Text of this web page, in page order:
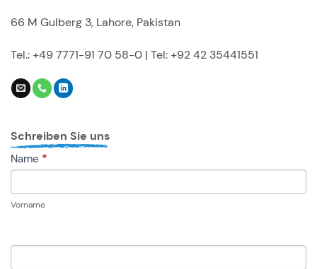
66 M Gulberg 3, Lahore, Pakistan
Tel.: +49 7771-91 70 58-0 | Tel: +92 42 35441551
Schreiben Sie uns
KONTAKT
Name *
Vorname